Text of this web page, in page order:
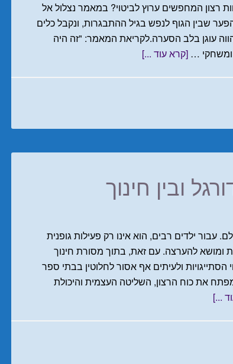
רצון המחפשים ערוץ לביטוי? במאמר נצלול אל
שבין הגוף לנפש בגיל ההתבגרות, ונקבל כלים
עוגן בלב הסערה.לקריאת המאמר: "זה היה
ומשחקי … [קרא עוד ...]
ובין חינוך
עבור ילדים רבים, הוא אינו רק פעילות גופנית
להערצה. עם זאת, בתוך מסורת חינוך
ולעיתים אף אסור לחלוטין בבתי ספר
את כוח הרצון, השליטה העצמית והיכולת
...]